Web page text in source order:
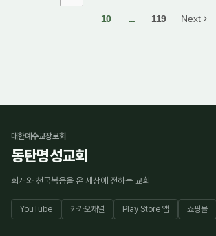
10 ... 119 Next
대한예수교장로회
동탄명성교회
회개와 천국복음을 온 세상에 전하는 교회
YouTube 카카오채널 Play Store 앱 쇼핑몰